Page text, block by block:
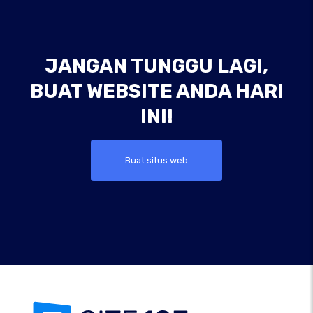
JANGAN TUNGGU LAGI,
BUAT WEBSITE ANDA HARI
INI!
Buat situs web